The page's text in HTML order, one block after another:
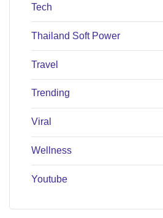
Tech
Thailand Soft Power
Travel
Trending
Viral
Wellness
Youtube